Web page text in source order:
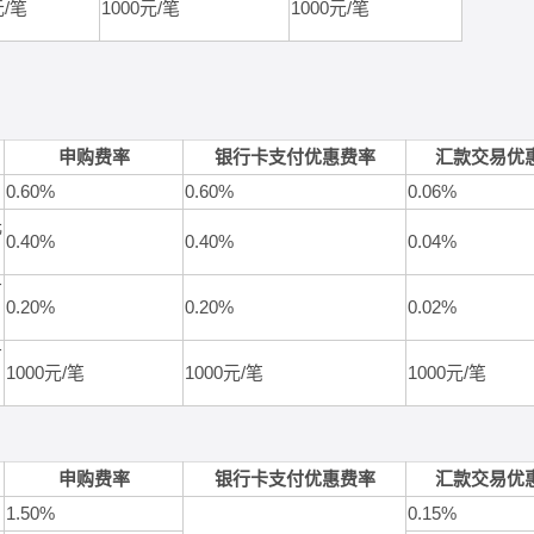
/笔 1000元/笔 1000元/笔
申购费率 银行卡支付优惠费率
汇款交易优
0.60%
0.60%
0.06%
0.40% 0.40% 0.04%
0.20% 0.20% 0.02%
1000元/笔 1000元/笔 1000元/笔
申购费率 银行卡支付优惠费率
汇款交易优
1.50%
0.15%